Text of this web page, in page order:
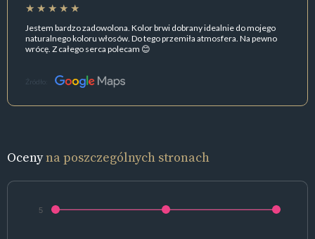
Jestem bardzo zadowolona. Kolor brwi dobrany idealnie do mojego
naturalnego koloru włosów. Do tego przemiła atmosfera. Na pewno
wrócę. Z całego serca polecam 😊
Źródło:
Ocenyna poszczególnych stronach
5